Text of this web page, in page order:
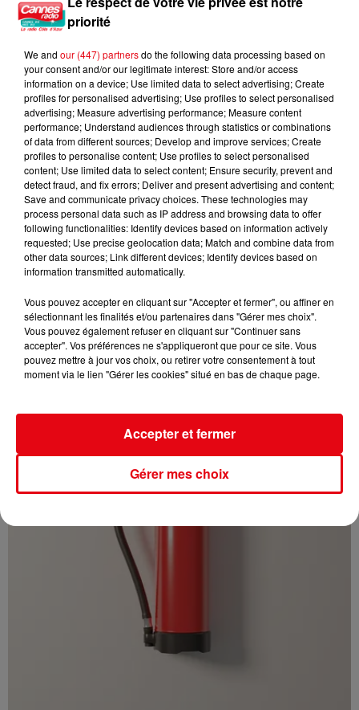
Cambriolages : une hausse de 5,8 % enregistrée en France en
juillet...
priorité
We and our (447) partnersdo the following data processing based on
your consent and/or our legitimate interest: Store and/or access
information on a device; Use limited data to select advertising; Create
profiles for personalised advertising; Use profiles to select personalised
advertising; Measure advertising performance; Measure content
performance; Understand audiences through statistics or combinations
of data from different sources; Develop and improve services; Create
profiles to personalise content; Use profiles to select personalised
content; Use limited data to select content; Ensure security, prevent and
detect fraud, and fix errors; Deliver and present advertising and content;
Save and communicate privacy choices. These technologies may
process personal data such as IP address and browsing data to offer
following functionalities: Identify devices based on information actively
requested; Use precise geolocation data; Match and combine data from
other data sources; Link different devices; Identify devices based on
information transmitted automatically.
Vous pouvez accepter en cliquant sur "Accepter et fermer", ou affiner en
sélectionnant les finalités et/ou partenaires dans "Gérer mes choix".
Vous pouvez également refuser en cliquant sur "Continuer sans
accepter". Vos préférences ne s'appliqueront que pour ce site. Vous
pouvez mettre à jour vos choix, ou retirer votre consentement à tout
moment via le lien "Gérer les cookies" situé en bas de chaque page.
Gérer mes choix
Accepter et fermer